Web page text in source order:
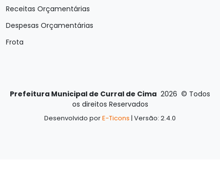
Receitas Orçamentárias
Despesas Orçamentárias
Frota
Prefeitura Municipal de Curral de Cima 2026 © Todos
os direitos Reservados
Desenvolvido porE-Ticons | Versão: 2.4.0